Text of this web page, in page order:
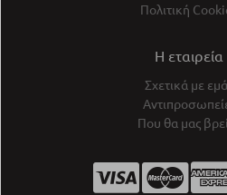
Πολιτική
Η εταιρεία
Σχετικά με
Που θα μας